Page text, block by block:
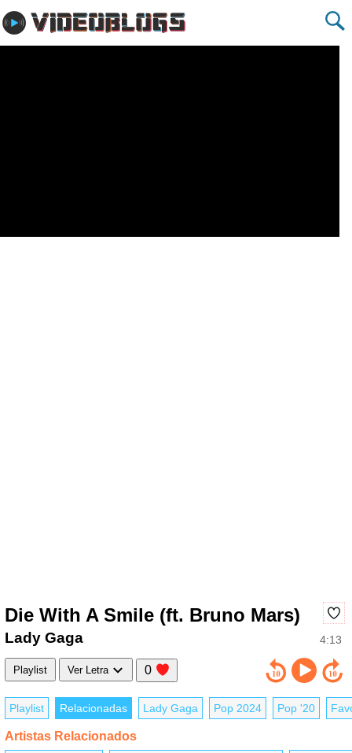
Die With A Smile (ft. Bruno Mars)
4:13
Lady Gaga
Playlist Ver Letra 0
Playlist Relacionadas Lady Gaga Pop 2024 Pop '20
Artistas Relacionados